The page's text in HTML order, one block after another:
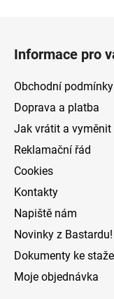
Informace pro
Obchodní
Doprava a platba
Jak vrátit a vyměnit
Reklamační řád
Cookies
Kontakty
Napiště nám
Novinky z Bastardu!
Dokumenty ke
Moje objednávka